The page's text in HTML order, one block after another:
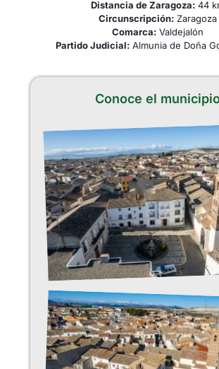
Distancia de Zaragoza: 44
Circunscripción: Zaragoza
Comarca: Valdejalón
Partido Judicial: Almunia de Doña
Conoce el